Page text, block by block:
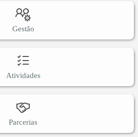
Gestão
Atividades
Parcerias